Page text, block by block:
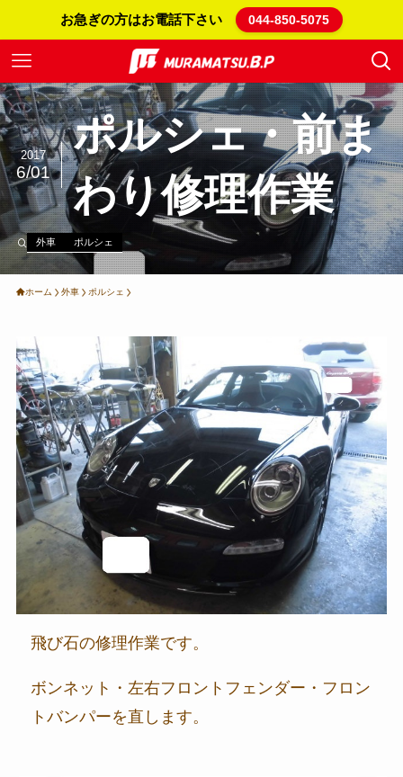
お急ぎの方はお電話下さい 044-850-5075
ポルシェ・前ま
わり修理作業
2017
6/01
外車 ポルシェ
ホーム 外車 ポルシェ
飛び石の修理作業です。
ボンネット・左右フロントフェンダー・フロン
トバンパーを直します。